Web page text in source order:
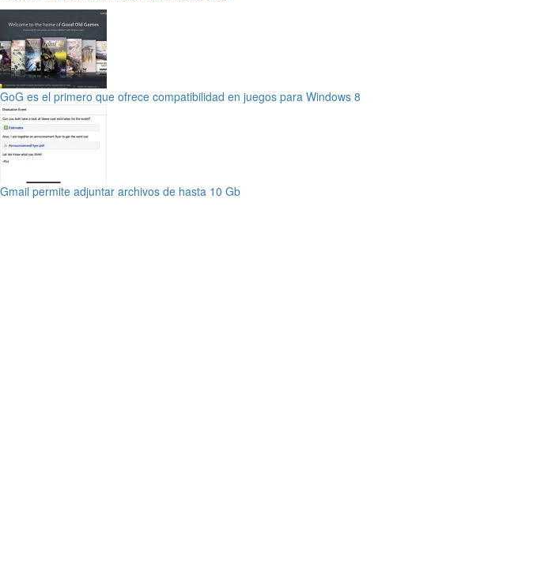
GoG es el primero que ofrece compatibilidad en juegos para Windows 8
Gmail permite adjuntar archivos de hasta 10 Gb